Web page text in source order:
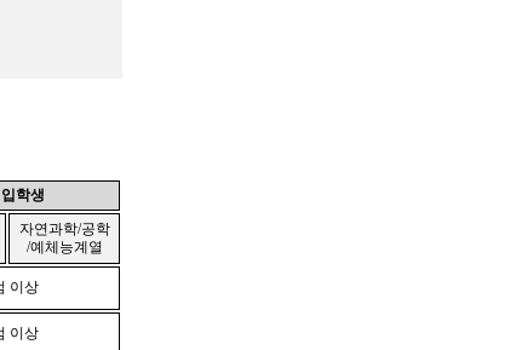
학생
자연과학/공학
/예체능계열
이상
이상